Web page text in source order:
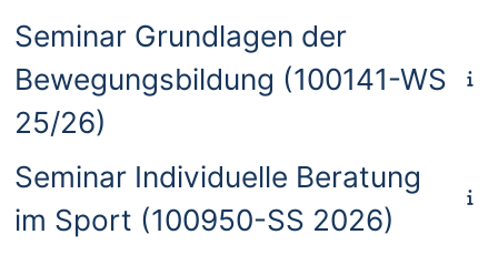
Seminar Grundlagen der
Bewegungsbildung (100141-WS
25/26)
Seminar Individuelle Beratung
im Sport (100950-SS 2026)